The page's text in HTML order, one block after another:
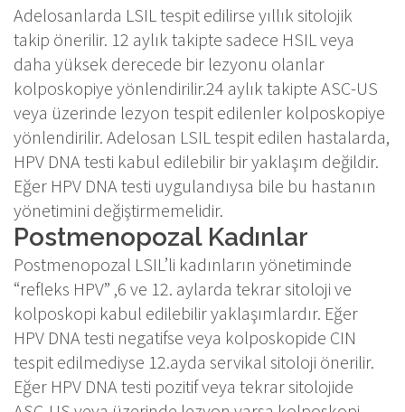
Adelosanlarda LSIL tespit edilirse yıllık sitolojik
takip önerilir. 12 aylık takipte sadece HSIL veya
daha yüksek derecede bir lezyonu olanlar
kolposkopiye yönlendirilir.24 aylık takipte ASC-US
veya üzerinde lezyon tespit edilenler kolposkopiye
yönlendirilir. Adelosan LSIL tespit edilen hastalarda,
HPV DNA testi kabul edilebilir bir yaklaşım değildir.
Eğer HPV DNA testi uygulandıysa bile bu hastanın
yönetimini değiştirmemelidir.
Postmenopozal Kadınlar
Postmenopozal LSIL’li kadınların yönetiminde
“refleks HPV” ,6 ve 12. aylarda tekrar sitoloji ve
kolposkopi kabul edilebilir yaklaşımlardır. Eğer
HPV DNA testi negatifse veya kolposkopide CIN
tespit edilmediyse 12.ayda servikal sitoloji önerilir.
Eğer HPV DNA testi pozitif veya tekrar sitolojide